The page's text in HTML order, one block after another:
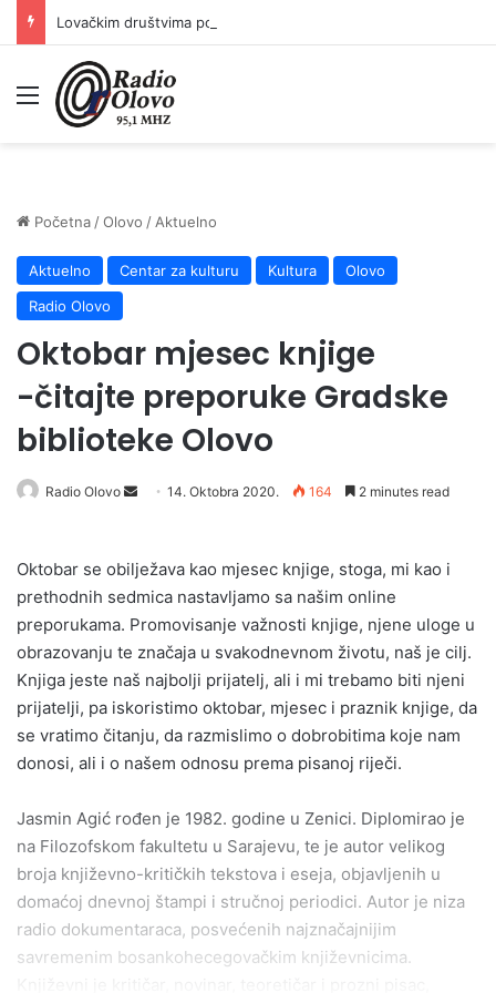
Lovačkim društvima podrška u iznosu od 138.000 KM
Meni
Početna /Olovo / Aktuelno
Aktuelno Centar za kulturu Kultura
Olovo
Radio Olovo
Oktobar mjesec knjige
-čitajte preporuke Gradske
biblioteke Olovo
Radio Olovo
Send14. Oktobra 2020. 164 2 minutes read
Oktobar se obilježava kao mjesec knjige, stoga, mi kao i
prethodnih sedmica nastavljamo sa našim online
preporukama. Promovisanje važnosti knjige, njene uloge u
obrazovanju te značaja u svakodnevnom životu, naš je cilj.
Knjiga jeste naš najbolji prijatelj, ali i mi trebamo biti njeni
prijatelji, pa iskoristimo oktobar, mjesec i praznik knjige, da
se vratimo čitanju, da razmislimo o dobrobitima koje nam
donosi, ali i o našem odnosu prema pisanoj riječi.
Jasmin Agić rođen je 1982. godine u Zenici. Diplomirao je
na Filozofskom fakultetu u Sarajevu, te je autor velikog
broja književno-kritičkih tekstova i eseja, objavljenih u
domaćoj dnevnoj štampi i stručnoj periodici. Autor je niza
radio dokumentaraca, posvećenih najznačajnijim
savremenim bosankohecegovačkim književnicima.